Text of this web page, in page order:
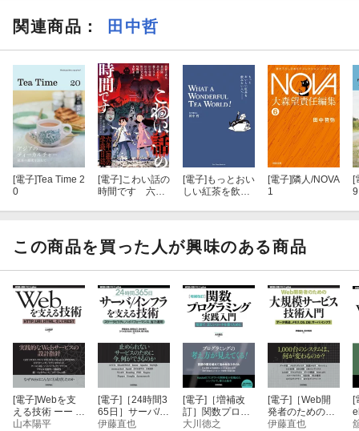
関連商品 ： 田中哲
[電子]Tea Time 2
0
[電子]こわい話の
時間です 六年
[電子] もっとおい
しい紅茶を飲み
D！
[電子]隣人/NOVA
1
[
9
この商品を買った人が興味のある商品
[電子]Webを支
える技術 ーー H
TTP，URI，HT
山本陽平
[電子] ［24時間3
65日］サーバ/イ
ンフラを支える
伊藤直也
[電子] ［増補改
訂］関数プログ
ラミング実践入
大川徳之
[電子] ［Web開
発者のための］
大規模サービス
伊藤直也
[